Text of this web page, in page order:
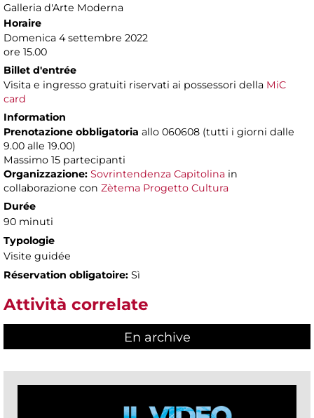
Galleria d'Arte Moderna
Horaire
Domenica 4 settembre 2022
ore 15.00
Billet d'entrée
Visita e ingresso gratuiti riservati ai possessori della MiC
card
Information
Prenotazione obbligatoria allo 060608 (tutti i giorni dalle
9.00 alle 19.00)
Massimo 15 partecipanti
Organizzazione: Sovrintendenza Capitolina in
collaborazione con Zètema Progetto Cultura
Durée
90 minuti
Typologie
Visite guidée
Réservation obligatoire: Sì
Attività correlate
En archive